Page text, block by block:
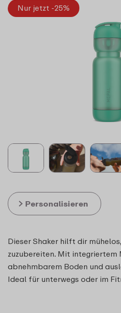
Nur jetzt -25%
Dieser Shaker hilft dir
zuzubereiten. Mit integriertem
abnehmbarem Boden und
Ideal für unterwegs oder im
Personalisieren